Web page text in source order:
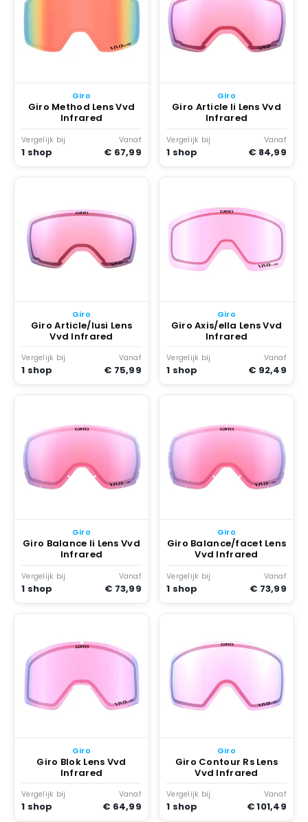
Giro
Giro Method Lens Vvd
Infrared
Vergelijk bij
1 shop
Vanaf
€ 67,99
Giro
Giro Article Ii Lens Vvd
Infrared
Vergelijk bij
1 shop
Vanaf
€ 84,99
Giro
Giro Article/lusi Lens
Vvd Infrared
Vergelijk bij
1 shop
Vanaf
€ 75,99
Giro
Giro Axis/ella Lens Vvd
Infrared
Vergelijk bij
1 shop
Vanaf
€ 92,49
Giro
Giro Balance Ii Lens Vvd
Infrared
Vergelijk bij
1 shop
Vanaf
€ 73,99
Giro
Giro Balance/facet Lens
Vvd Infrared
Vergelijk bij
1 shop
Vanaf
€ 73,99
Giro
Giro Blok Lens Vvd
Infrared
Vergelijk bij
1 shop
Vanaf
€ 64,99
Giro
Giro Contour Rs Lens
Vvd Infrared
Vergelijk bij
1 shop
Vanaf
€ 101,49